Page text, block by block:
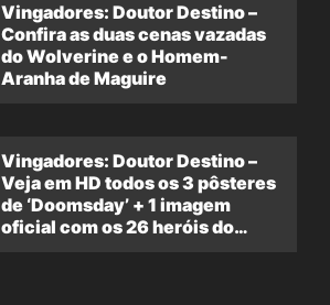
Vingadores: Doutor Destino –
Confira as duas cenas vazadas
do Wolverine e o Homem-
Aranha de Maguire
Vingadores: Doutor Destino –
Veja em HD todos os 3 pôsteres
de ‘Doomsday’ + 1 imagem
oficial com os 26 heróis do